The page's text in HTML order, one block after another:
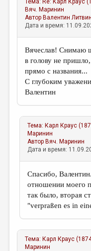
Тема: Re: Карл Краус
Вяч. Маринин
Автор Валентин
Дата и время:
Вячеслав! Снимаю
в голову не
прямо с названия...
С глубоким
Валентин
Тема: Карл Краус
Маринин
Автор Вяч. Маринин
Дата и время:
Спасибо,
отношении моего
так было, вторая
"verpraßen es in
Тема: Карл Краус
Маринин